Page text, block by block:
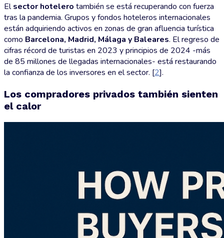
Elsector hotelero también se está recuperando con fuerza
tras la pandemia. Grupos y fondos hoteleros internacionales
están adquiriendo activos en zonas de gran afluencia turística
como Barcelona, Madrid, Málaga y Baleares. El regreso de
cifras récord de turistas en 2023 y principios de 2024 -más
de 85 millones de llegadas internacionales- está restaurando
la confianza de los inversores en el sector. [2].
Los compradores privados también sienten
el calor